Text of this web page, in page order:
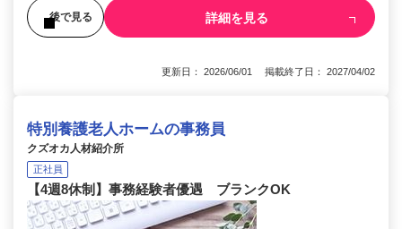
後で見る 詳細を見る
更新日： 2026/06/01 掲載終了日： 2027/04/02
特別養護老人ホームの事務員
クズオカ人材紹介所
正社員
【4週8休制】事務経験者優遇 ブランクOK